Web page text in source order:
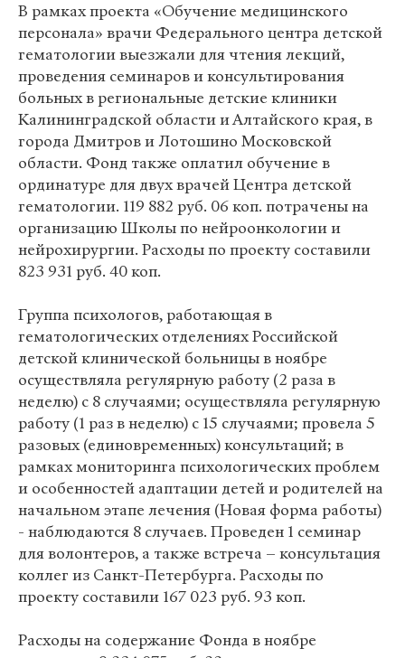
В рамках проекта «Обучение медицинского
персонала» врачи Федерального центра детской
гематологии выезжали для чтения лекций,
проведения семинаров и консультирования
больных в региональные детские клиники
Калининградской области и Алтайского края, в
города Дмитров и Лотошино Московской
области. Фонд также оплатил обучение в
ординатуре для двух врачей Центра детской
гематологии. 119 882 руб. 06 коп. потрачены на
организацию Школы по нейроонкологии и
нейрохирургии. Расходы по проекту составили
823 931 руб. 40 коп.
Группа психологов, работающая в
гематологических отделениях Российской
детской клинической больницы в ноябре
осуществляла регулярную работу (2 раза в
неделю) c 8 случаями; осуществляла регулярную
работу (1 раз в неделю) с 15 случаями; провела 5
разовых (единовременных) консультаций; в
рамках мониторинга психологических проблем
и особенностей адаптации детей и родителей на
начальном этапе лечения (Новая форма работы)
- наблюдаются 8 случаев. Проведен 1 семинар
для волонтеров, а также встреча – консультация
коллег из Санкт-Петербурга. Расходы по
проекту составили 167 023 руб. 93 коп.
Расходы на содержание Фонда в ноябре